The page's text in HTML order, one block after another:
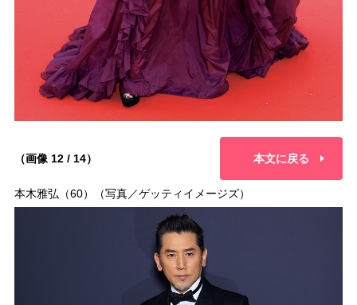
（画像 12 / 14） 本文に戻る
本木雅弘（60）（写真／ゲッティイメージズ）